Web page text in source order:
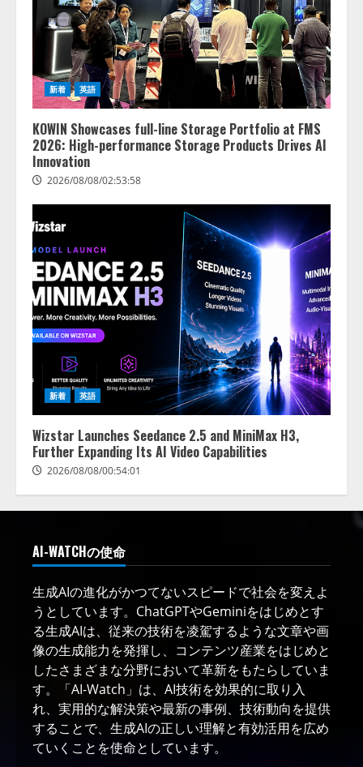
新着 英語
KOWIN Showcases full-line Storage Portfolio at FMS
2026: High-performance Storage Products Drives AI
Innovation
2026/08/08/02:53:58
新着 英語
Wizstar Launches Seedance 2.5 and MiniMax H3,
Further Expanding Its AI Video Capabilities
2026/08/08/00:54:01
AI-WATCHの使命
生成AIの進化がかつてないスピードで社会を変えよ
うとしています。ChatGPTやGeminiをはじめとす
る生成AIは、従来の技術を凌駕するような文章や画
像の生成能力を発揮し、コンテンツ産業をはじめと
したさまざまな分野において革新をもたらしていま
す。「AI-Watch」は、AI技術を効果的に取り入
れ、実用的な解決策や最新の事例、技術動向を提供
することで、生成AIの正しい理解と有効活用を広め
ていくことを使命としています。